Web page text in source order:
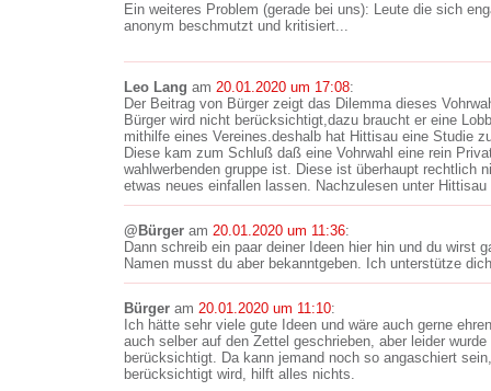
Ein weiteres Problem (gerade bei uns): Leute die sich
anonym beschmutzt und kritisiert...
Leo Lang am 20.01.2020 um 17:08:
Der Beitrag von Bürger zeigt das Dilemma dieses
Bürger wird nicht berücksichtigt,dazu braucht er eine
mithilfe eines Vereines.deshalb hat Hittisau eine Studie
Diese kam zum Schluß daß eine Vohrwahl eine rein
wahlwerbenden gruppe ist. Diese ist überhaupt rechtlich
etwas neues einfallen lassen. Nachzulesen unter Hittisau
@Bürger am 20.01.2020 um 11:36:
Dann schreib ein paar deiner Ideen hier hin und du wirst
Namen musst du aber bekanntgeben. Ich unterstütze
Bürger am 20.01.2020 um 11:10:
Ich hätte sehr viele gute Ideen und wäre auch gerne
auch selber auf den Zettel geschrieben, aber leider
berücksichtigt. Da kann jemand noch so angaschiert
berücksichtigt wird, hilft alles nichts.